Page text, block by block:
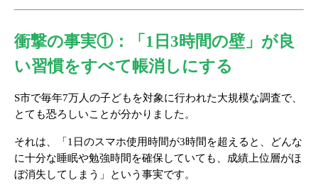
衝撃の事実①：「1日3時間の壁」が良
い習慣をすべて帳消しにする
S市で毎年7万人の子どもを対象に行われた大規模な調査で、
とても恐ろしいことが分かりました。
それは、「1日のスマホ使用時間が3時間を超えると、どんな
に十分な睡眠や勉強時間を確保していても、成績上位層がほ
ぼ消失してしまう」という事実です。